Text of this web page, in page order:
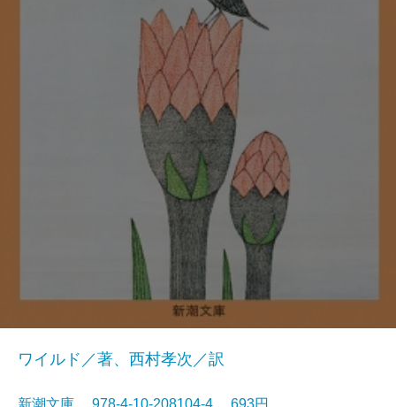
ワイルド／著、西村孝次／訳
新潮文庫 978-4-10-208104-4 693円